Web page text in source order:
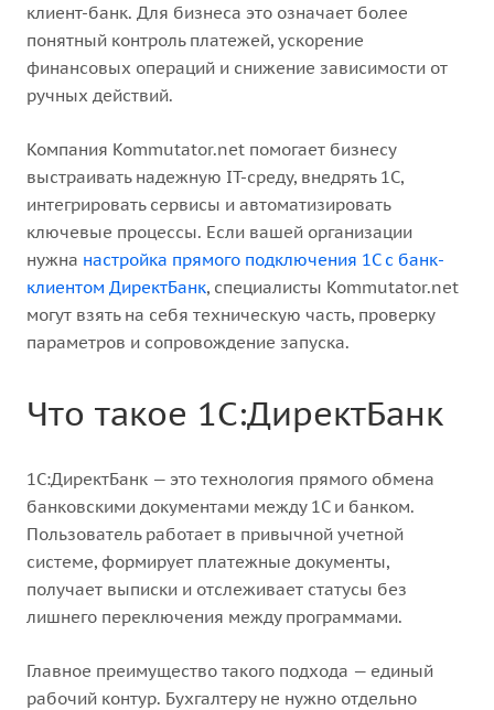
клиент-банк. Для бизнеса это означает более
понятный контроль платежей, ускорение
финансовых операций и снижение зависимости от
ручных действий.
Компания Kommutator.net помогает бизнесу
выстраивать надежную IT-среду, внедрять 1С,
интегрировать сервисы и автоматизировать
ключевые процессы. Если вашей организации
нужна настройка прямого подключения 1С с банк-
клиентом ДиректБанк, специалисты Kommutator.net
могут взять на себя техническую часть, проверку
параметров и сопровождение запуска.
Что такое 1С:ДиректБанк
1С:ДиректБанк — это технология прямого обмена
банковскими документами между 1С и банком.
Пользователь работает в привычной учетной
системе, формирует платежные документы,
получает выписки и отслеживает статусы без
лишнего переключения между программами.
Главное преимущество такого подхода — единый
рабочий контур. Бухгалтеру не нужно отдельно